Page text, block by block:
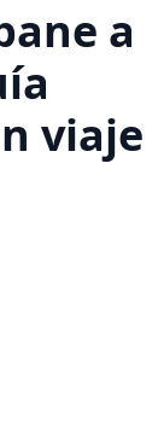
a
viaje